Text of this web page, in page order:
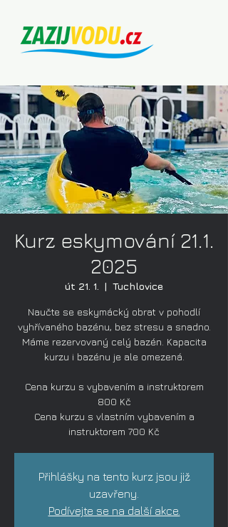
Kurz eskymování 21.1.
2025
út 21. 1.
  |
Tuchlovice
Naučte se eskymácký obrat v pohodlí
vyhřívaného bazénu, bez stresu a snadno.
Máme rezervovaný celý bazén. Kapacita
kurzu i bazénu je ale omezená.
Cena kurzu s vybavením a instruktorem
800 Kč
Cena kurzu s vlastním vybavením a
instruktorem 700 Kč
Přihlášky na tento kurz jsou již
uzavřeny.
Podívejte se na další akce.